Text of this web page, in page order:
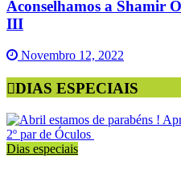
Aconselhamos a Shamir
III
Novembro 12, 2022
DIAS ESPECIAIS
Dias especiais